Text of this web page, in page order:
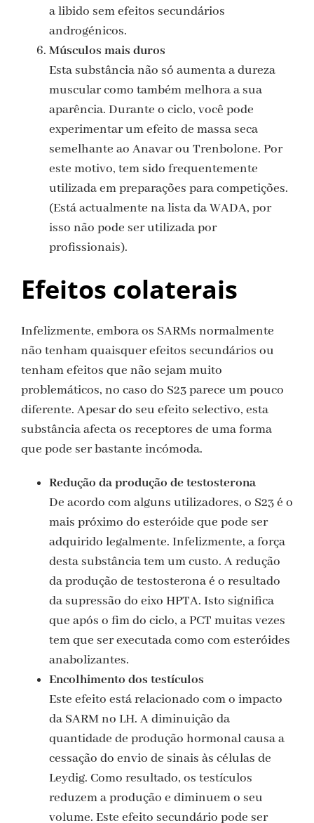
a libido sem efeitos secundários
androgénicos.
Músculos mais duros
Esta substância não só aumenta a dureza
muscular como também melhora a sua
aparência. Durante o ciclo, você pode
experimentar um efeito de massa seca
semelhante ao Anavar ou Trenbolone. Por
este motivo, tem sido frequentemente
utilizada em preparações para competições.
(Está actualmente na lista da WADA, por
isso não pode ser utilizada por
profissionais).
Efeitos colaterais
Infelizmente, embora os SARMs normalmente
não tenham quaisquer efeitos secundários ou
tenham efeitos que não sejam muito
problemáticos, no caso do S23 parece um pouco
diferente. Apesar do seu efeito selectivo, esta
substância afecta os receptores de uma forma
que pode ser bastante incómoda.
Redução da produção de testosterona
De acordo com alguns utilizadores, o S23 é o
mais próximo do esteróide que pode ser
adquirido legalmente. Infelizmente, a força
desta substância tem um custo. A redução
da produção de testosterona é o resultado
da supressão do eixo HPTA. Isto significa
que após o fim do ciclo, a PCT muitas vezes
tem que ser executada como com esteróides
anabolizantes.
Encolhimento dos testículos
Este efeito está relacionado com o impacto
da SARM no LH. A diminuição da
quantidade de produção hormonal causa a
cessação do envio de sinais às células de
Leydig. Como resultado, os testículos
reduzem a produção e diminuem o seu
volume. Este efeito secundário pode ser